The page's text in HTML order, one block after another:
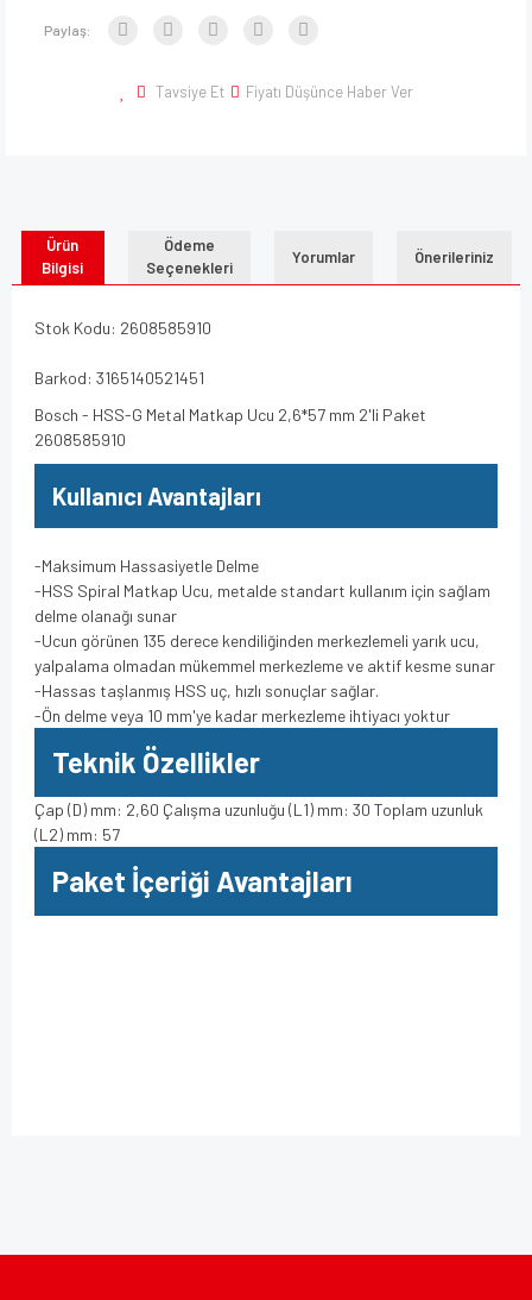
Paylaş:
Tavsiye Et Fiyatı Düşünce Haber Ver
Ürün
Bilgisi
Ödeme
Seçenekleri
Yorumlar Önerileriniz
Stok Kodu: 2608585910
Barkod: 3165140521451
Bosch - HSS-G Metal Matkap Ucu 2,6*57 mm 2'li Paket
2608585910
Kullanıcı Avantajları
-Maksimum Hassasiyetle Delme
-HSS Spiral Matkap Ucu, metalde standart kullanım için sağlam
delme olanağı sunar
-Ucun görünen 135 derece kendiliğinden merkezlemeli yarık ucu,
yalpalama olmadan mükemmel merkezleme ve aktif kesme sunar
-Hassas taşlanmış HSS uç, hızlı sonuçlar sağlar.
-Ön delme veya 10 mm'ye kadar merkezleme ihtiyacı yoktur
Teknik Özellikler
Çap (D) mm: 2,60 Çalışma uzunluğu (L1) mm: 30 Toplam uzunluk
(L2) mm: 57
Paket İçeriği Avantajları